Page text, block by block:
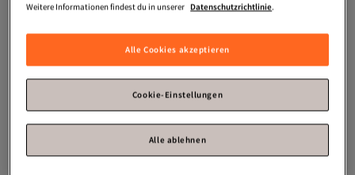
Weitere Informationen findest du in unserer Datenschutzrichtlinie.
Alle Cookies akzeptieren
Cookie-Einstellungen
Alle ablehnen